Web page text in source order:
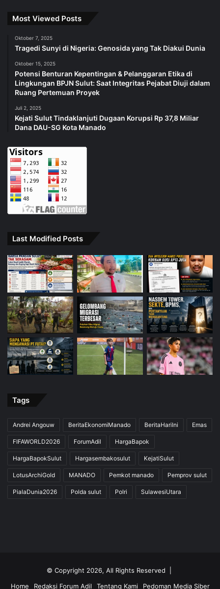
Most Viewed Posts
Oktober 7, 2025
Tragedi Sunyi di Nigeria: Genosida yang Tak Diakui Dunia
Oktober 15, 2025
Potensi Benturan Kepentingan & Pelanggaran Etika di
Lingkungan BPJN Sulut: Saat Integritas Pejabat Diuji dalam
Ruang Pertemuan Proyek
Juli 2, 2025
Kejati Sulut Tindaklanjuti Dugaan Korupsi Rp 37,8 Miliar
Dana DAU-SG Kota Manado
Last Modified Posts
Tags
Andrei Angouw BeritaEkonomiManado BeritaHariIni Emas
FIFAWORLD2026 ForumAdil HargaBapok
HargaBapokSulut Hargasembakosulut KejatiSulut
LotusArchiGold MANADO Pemkot manado Pemprov sulut
PialaDunia2026 Polda sulut Polri SulawesiUtara
© Copyright 2026, All Rights Reserved |
Home
Redaksi Forum Adil Tentang Kami Pedoman Media Siber